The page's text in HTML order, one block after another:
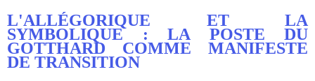
L'ALLÉGORIQUE ET LA
SYMBOLIQUE : LA POSTE DU
GOTTHARD COMME MANIFESTE
DE TRANSITION